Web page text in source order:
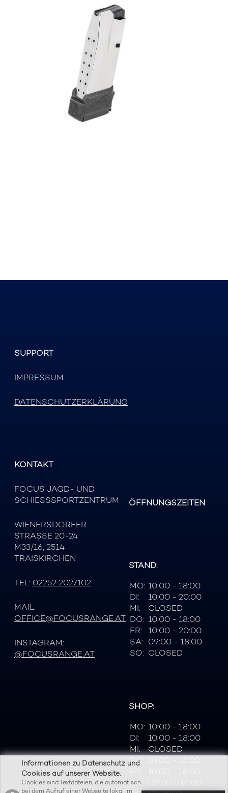
Informationen zu Datenschutz und
Cookies auf unserer Website.
Cookies sind Textdateien, die automatisch
bei dem Aufruf einer Webseite lokal im
SUPPORT
IMPRESSUM
DATENSCHUTZERKLÄRUNG
KONTAKT
FOCUS JAGD- UND
SCHIESSSPORTZENTRUM
WIENERSDORFER
STRASSE 20-24
M33/16, 2514
TRAISKIRCHEN
TEL: 02252 2027102
MAIL:
OFFICE@FOCUSRANGE.AT
INSTAGRAM:
@FOCUSRANGE.AT
ÖFFNUNGSZEITEN
STAND:
MO: 10:00 - 18:00
DI:
10:00 - 20:00
MI:
CLOSED
DO: 10:00 - 18:00
FR:
10:00 - 20:00
SA: 09:00 - 18:00
SO: CLOSED
SHOP:
MO: 10:00 - 18:00
DI:
10:00 - 18:00
MI:
CLOSED
DO:
SA:
09:00 - 14:00